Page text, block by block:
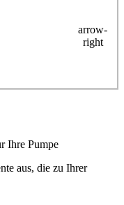
arrow-
right
Ihre Pumpe
aus, die zu Ihrer